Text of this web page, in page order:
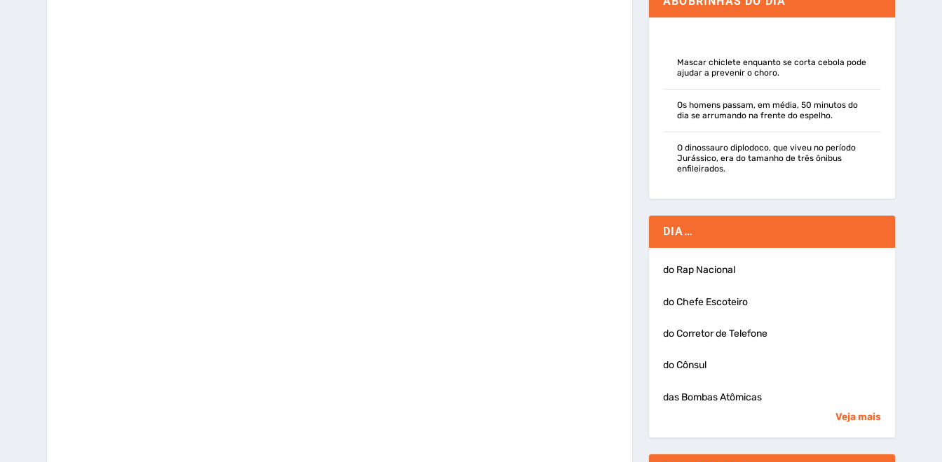
Mascar chiclete enquanto se corta cebola pode
ajudar a prevenir o choro.
Os homens passam, em média, 50 minutos do
dia se arrumando na frente do espelho.
O dinossauro diplodoco, que viveu no período
Jurássico, era do tamanho de três ônibus
enfileirados.
DIA…
do Rap Nacional
do Chefe Escoteiro
do Corretor de Telefone
do Cônsul
das Bombas Atômicas
Veja mais